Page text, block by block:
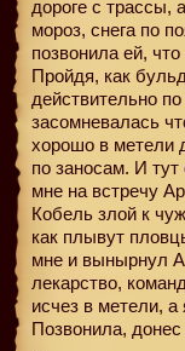
дороге с трассы,
мороз, снега по
позвонила ей,
Пройдя, как
действительно
засомневалась
хорошо в метели
по заносам. И тут
мне на встречу
Кобель злой к
как плывут
мне и вынырнул
лекарство,
исчез в метели,
Позвонила, донес